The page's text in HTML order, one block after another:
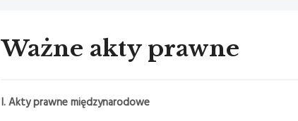
Ważne akty prawne
I. Akty prawne międzynarodowe